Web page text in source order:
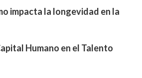
impacta la longevidad en la
Humano en el Talento